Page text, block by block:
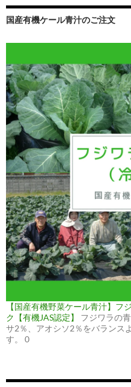
国産有機ケール青汁のご注文
【国産有機野菜ケール青汁】フ
ク【有機JAS認定】
フジワラの
サ2％、アオシソ2％をバランス
す。 0